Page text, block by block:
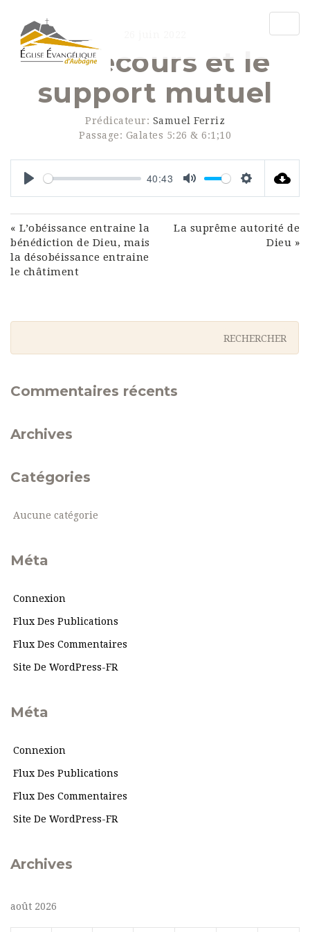
Le secours et le
support mutuel
Prédicateur: Samuel Ferriz
Passage: Galates 5:26 & 6:1;10
Play
40:43
Mute Settings
« L’obéissance entraine la
bénédiction de Dieu, mais
la désobéissance entraine
le châtiment
La suprême autorité de
Dieu »
Commentaires récents
Archives
Catégories
Aucune catégorie
Méta
Connexion
Flux Des Publications
Flux Des Commentaires
Site De WordPress-FR
Méta
Connexion
Flux Des Publications
Flux Des Commentaires
Site De WordPress-FR
Archives
août 2026